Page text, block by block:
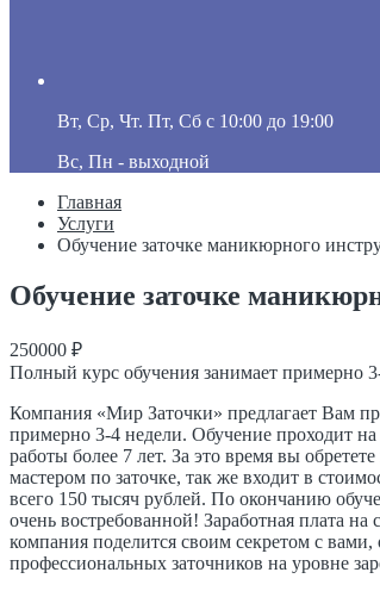
Вт, Ср, Чт. Пт, Сб с 10:00 до 19:00
Вс, Пн - выходной
Главная
Услуги
Обучение заточке маникюрного
Обучение заточке
250000 ₽
Полный курс обучения занимает примерно
Компания «Мир Заточки» предлагает Вам
примерно 3-4 недели. Обучение проходит
работы более 7 лет. За это время вы
мастером по заточке, так же входит в
всего 150 тысяч рублей. По окончанию
очень востребованной! Заработная плата
компания поделится своим секретом с
профессиональных заточников на уровне